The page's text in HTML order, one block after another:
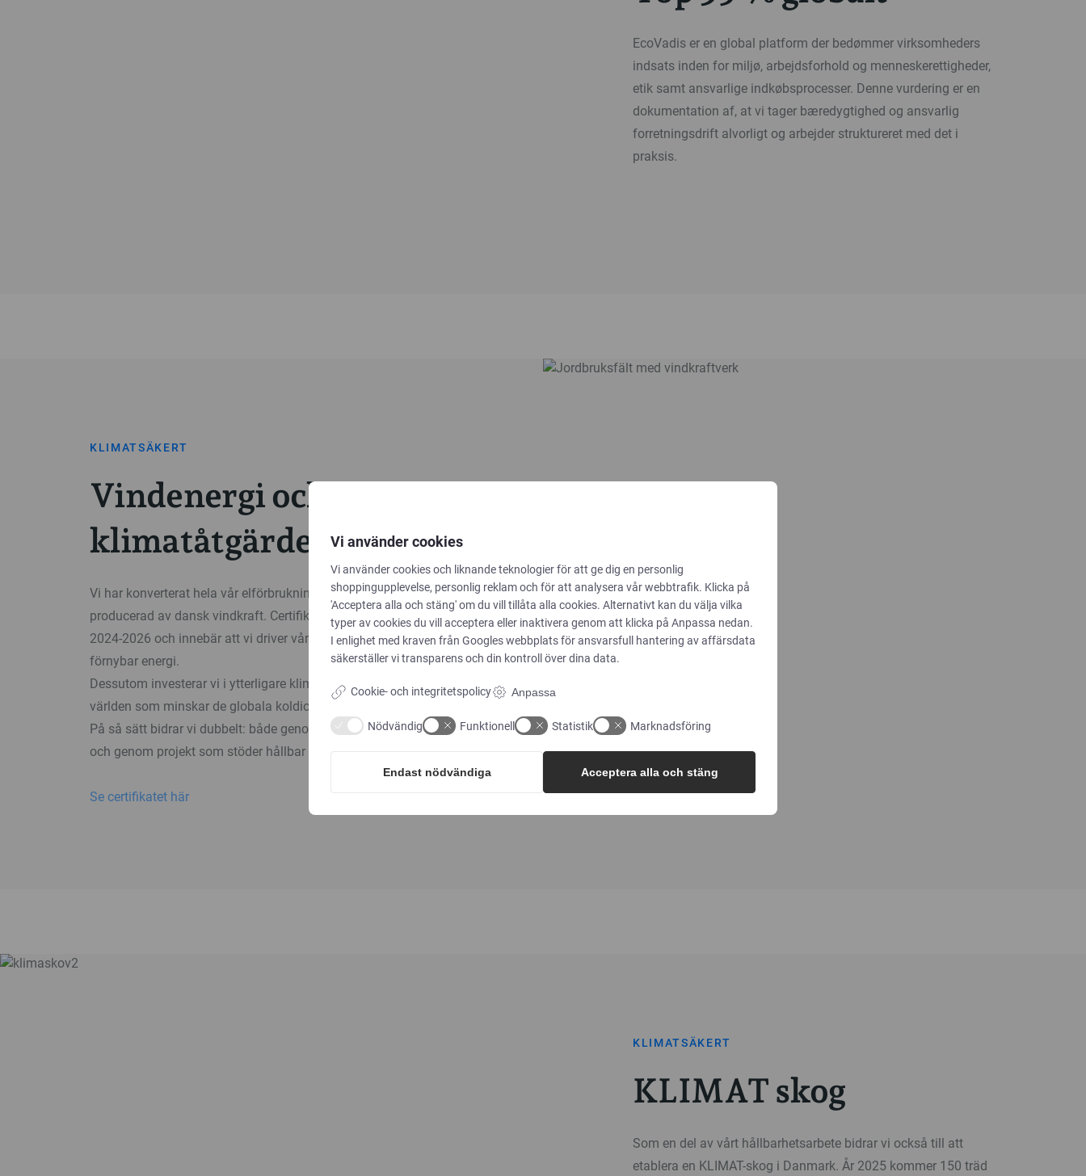
EcoVadis er en global platform der bedømmer virksomheders
indsats inden for miljø, arbejdsforhold og menneskerettigheder,
etik samt ansvarlige indkøbsprocesser. Denne vurdering er en
dokumentation af, at vi tager bæredygtighed og ansvarlig
forretningsdrift alvorligt og arbejder struktureret med det i
praksis.
KLIMATSÄKERT
Vindenergi och
klimatåtgärder
Vi har konverterat hela vår elförbrukning till förnybar energi
producerad av dansk vindkraft. Certifikatet gäller för perioden
2024-2026 och innebär att vi driver vår verksamhet med 100 %
förnybar energi.
Dessutom investerar vi i ytterligare klimatåtgärder runt om i
världen som minskar de globala koldioxidutsläppen ännu mer.
På så sätt bidrar vi dubbelt: både genom våra val av grön energi
och genom projekt som stöder hållbar utveckling globalt.
Se certifikatet här
KLIMATSÄKERT
KLIMAT skog
Som en del av vårt hållbarhetsarbete bidrar vi också till att
etablera en KLIMAT-skog i Danmark. År 2025 kommer 150 träd
Vi använder cookies
Vi använder cookies och liknande teknologier för att ge dig en personlig
shoppingupplevelse, personlig reklam och för att analysera vår webbtrafik. Klicka på
'Acceptera alla och stäng' om du vill tillåta alla cookies. Alternativt kan du välja vilka
typer av cookies du vill acceptera eller inaktivera genom att klicka på Anpassa nedan.
I enlighet med kraven från Googles webbplats för ansvarsfull hantering av affärsdata
säkerställer vi transparens och din kontroll över dina data.
Cookie- och integritetspolicy Anpassa
Nödvändig Funktionell Statistik Marknadsföring
Endast nödvändiga Acceptera alla och stäng